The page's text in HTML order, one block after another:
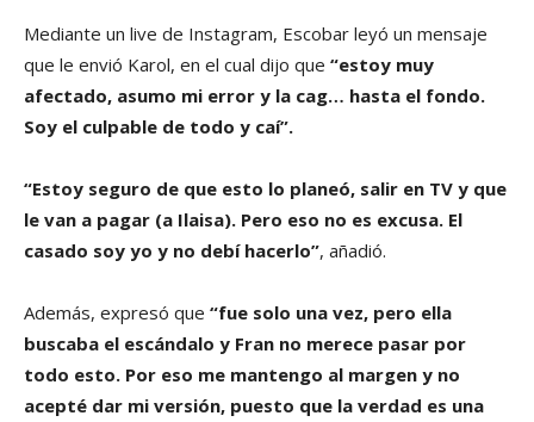
Mediante un live de Instagram, Escobar leyó un mensaje
que le envió Karol, en el cual dijo que “estoy muy
afectado, asumo mi error y la cag… hasta el fondo.
Soy el culpable de todo y caí”.
“Estoy seguro de que esto lo planeó, salir en TV y que
le van a pagar (a Ilaisa). Pero eso no es excusa. El
casado soy yo y no debí hacerlo”, añadió.
Además, expresó que “fue solo una vez, pero ella
buscaba el escándalo y Fran no merece pasar por
todo esto. Por eso me mantengo al margen y no
acepté dar mi versión, puesto que la verdad es una